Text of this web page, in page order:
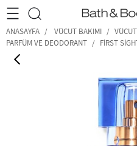
•2200₺ ve Üzeri Kargo
ANASAYFA VÜCUT BAKIMI
PARFÜM VE DEODORANT
FIRST